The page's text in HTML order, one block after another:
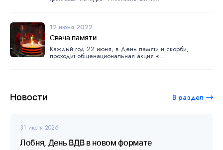
Новости В раздел
31 июля 2026
Лобня, День ВДВ в новом формате
12 июня 2022
Свеча памяти
Каждый год 22 июня, в День памяти и скорби,
проходит общенациональная акция «...